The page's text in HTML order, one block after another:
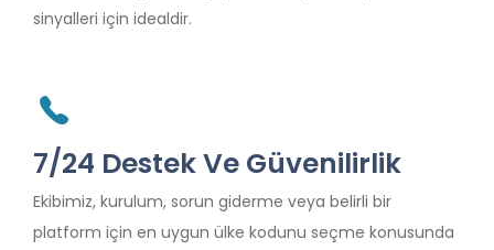
sinyalleri için idealdir.
7/24 Destek Ve Güvenilirlik
Ekibimiz, kurulum, sorun giderme veya belirli bir
platform için en uygun ülke kodunu seçme konusunda